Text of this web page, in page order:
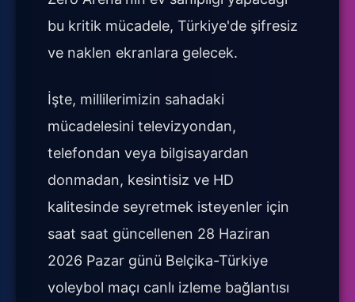
bu kritik mücadele, Türkiye'de şifresiz
ve naklen ekranlara gelecek.
İşte, millilerimizin sahadaki
mücadelesini televizyondan,
telefondan veya bilgisayardan
donmadan, kesintisiz ve HD
kalitesinde seyretmek isteyenler için
saat saat güncellenen 28 Haziran
2026 Pazar günü Belçika-Türkiye
voleybol maçı canlı izleme bağlantısı